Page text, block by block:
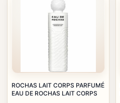
ROCHAS LAIT CORPS PARFUMÉ
EAU DE ROCHAS LAIT CORPS